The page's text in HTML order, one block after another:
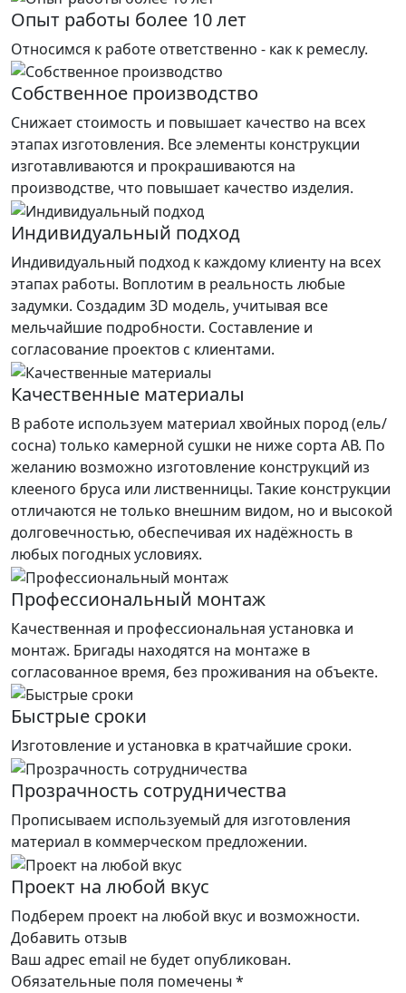
Опыт работы более 10 лет
Относимся к работе ответственно - как к ремеслу.
Собственное производство
Снижает стоимость и повышает качество на всех
этапах изготовления. Все элементы конструкции
изготавливаются и прокрашиваются на
производстве, что повышает качество изделия.
Индивидуальный подход
Индивидуальный подход к каждому клиенту на всех
этапах работы. Воплотим в реальность любые
задумки. Создадим 3D модель, учитывая все
мельчайшие подробности. Составление и
согласование проектов с клиентами.
Качественные материалы
В работе используем материал хвойных пород (ель/
сосна) только камерной сушки не ниже сорта АВ. По
желанию возможно изготовление конструкций из
клееного бруса или лиственницы. Такие конструкции
отличаются не только внешним видом, но и высокой
долговечностью, обеспечивая их надёжность в
любых погодных условиях.
Профессиональный монтаж
Качественная и профессиональная установка и
монтаж. Бригады находятся на монтаже в
согласованное время, без проживания на объекте.
Быстрые сроки
Изготовление и установка в кратчайшие сроки.
Прозрачность сотрудничества
Прописываем используемый для изготовления
материал в коммерческом предложении.
Проект на любой вкус
Подберем проект на любой вкус и возможности.
Добавить отзыв
Ваш адрес email не будет опубликован.
Обязательные поля помечены *